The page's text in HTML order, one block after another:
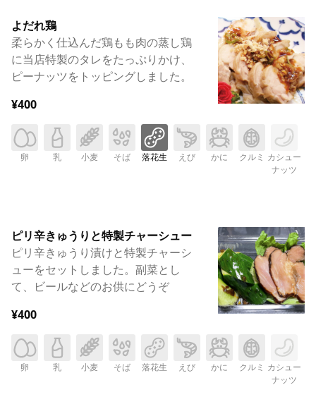
よだれ鶏
柔らかく仕込んだ鶏もも肉の蒸し鶏
に当店特製のタレをたっぷりかけ、
ピーナッツをトッピングしました。
¥400
卵 乳 小麦 そば 落花生 えび かに クルミ カシュー
ナッツ
ピリ辛きゅうりと特製チャーシュー
ピリ辛きゅうり漬けと特製チャーシ
ューをセットしました。副菜とし
て、ビールなどのお供にどうぞ
¥400
卵 乳 小麦 そば 落花生 えび かに クルミ カシュー
ナッツ